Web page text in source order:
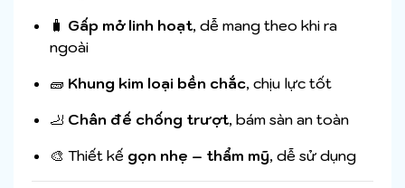
🧳 Gấp mở linh hoạt, dễ mang theo khi ra
ngoài
🧱 Khung kim loại bền chắc, chịu lực tốt
🦶 Chân đế chống trượt, bám sàn an toàn
🎨 Thiết kế gọn nhẹ – thẩm mỹ, dễ sử dụng